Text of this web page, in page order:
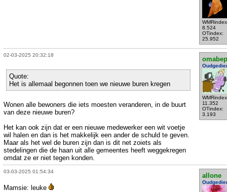
8.524
OTindex:
25.952
02-03-2025 20:32:18
omabep
11.352
OTindex:
3.193
Quote:
Het is allemaal begonnen toen we nieuwe buren kregen
Wonen alle bewoners die iets moesten veranderen, in de buurt
van deze nieuwe buren?
Het kan ook zijn dat er een nieuwe medewerker een wit voetje
wil halen en dan is het makkelijk een ander de schuld te geven.
Maar als het wel de buren zijn dan is dit net zoiets als
stedelingen die de haan uit alle gemeentes heeft weggekregen
omdat ze er niet tegen konden.
03-03-2025 01:54:34
allone
Mamsie: leuke